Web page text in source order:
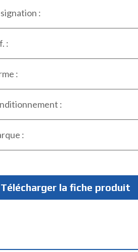
:
:
:
:
:
Télécharger la fiche produit